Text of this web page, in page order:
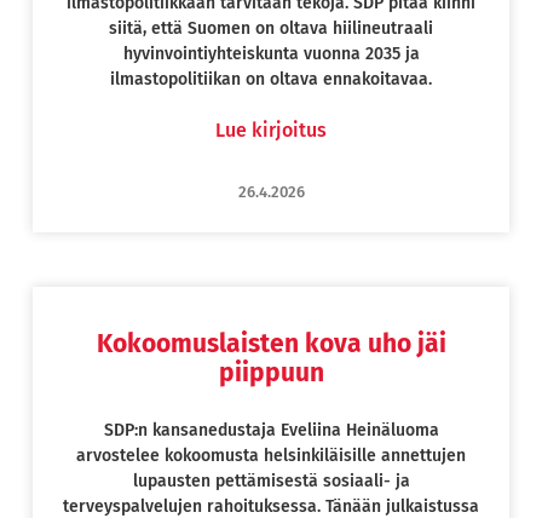
siitä, että Suomen on oltava hiilineutraali
hyvinvointiyhteiskunta vuonna 2035 ja
ilmastopolitiikan on oltava ennakoitavaa.
Lue kirjoitus
26.4.2026
Kokoomuslaisten kova uho jäi
piippuun
SDP:n kansanedustaja Eveliina Heinäluoma
arvostelee kokoomusta helsinkiläisille annettujen
lupausten pettämisestä sosiaali- ja
terveyspalvelujen rahoituksessa. Tänään julkaistussa